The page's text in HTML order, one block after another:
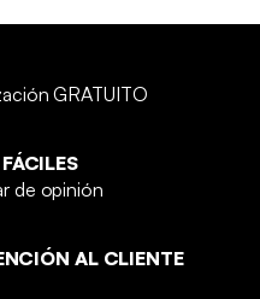
GRATUITO
de opinión
AL CLIENTE